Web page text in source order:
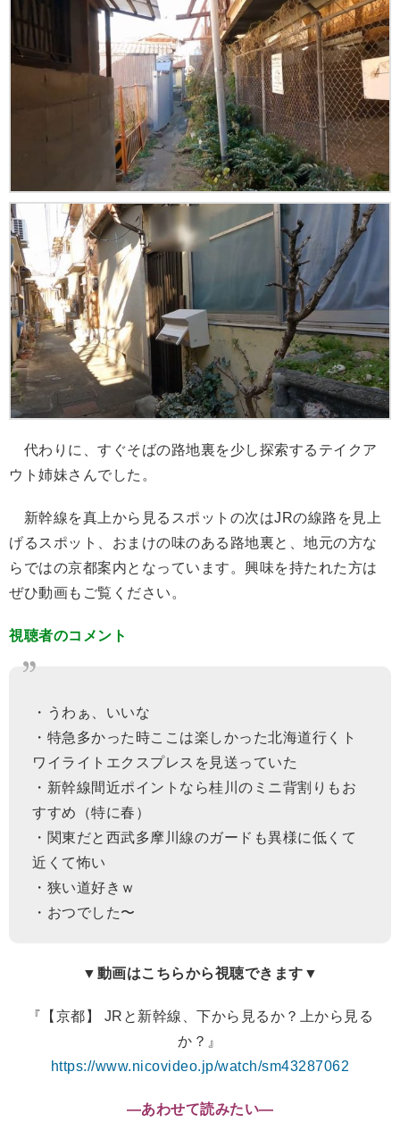
代わりに、すぐそばの路地裏を少し探索するテイクア
ウト姉妹さんでした。
新幹線を真上から見るスポットの次はJRの線路を見上
げるスポット、おまけの味のある路地裏と、地元の方な
らではの京都案内となっています。興味を持たれた方は
ぜひ動画もご覧ください。
視聴者のコメント
・うわぁ、いいな
・特急多かった時ここは楽しかった北海道行くト
ワイライトエクスプレスを見送っていた
・新幹線間近ポイントなら桂川のミニ背割りもお
すすめ（特に春）
・関東だと西武多摩川線のガードも異様に低くて
近くて怖い
・狭い道好きｗ
・おつでした〜
▼動画はこちらから視聴できます▼
『【京都】 JRと新幹線、下から見るか？上から見る
か？』
https://www.nicovideo.jp/watch/sm43287062
―あわせて読みたい―